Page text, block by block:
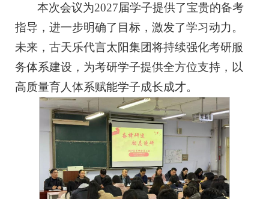
本次会议为2027届学子提供了宝贵的备考
指导，进一步明确了目标，激发了学习动力。
未来，古天乐代言太阳集团将持续强化考研服
务体系建设，为考研学子提供全方位支持，以
高质量育人体系赋能学子成长成才。